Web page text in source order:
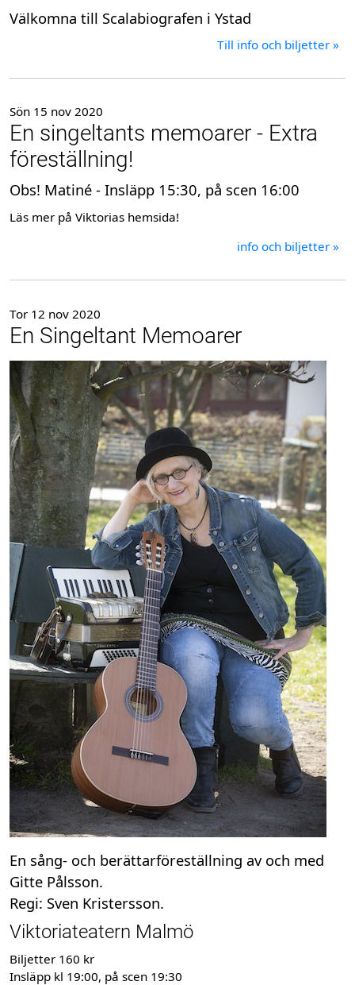
Välkomna till Scalabiografen i Ystad
Till info och biljetter »
Sön 15 nov 2020
En singeltants memoarer - Extra
föreställning!
Obs! Matiné - Insläpp 15:30, på scen 16:00
Läs mer på Viktorias hemsida!
info och biljetter »
Tor 12 nov 2020
En Singeltant Memoarer
En sång- och berättarföreställning av och med
Gitte Pålsson.
Regi: Sven Kristersson.
Viktoriateatern Malmö
Biljetter 160 kr
Insläpp kl 19:00, på scen 19:30